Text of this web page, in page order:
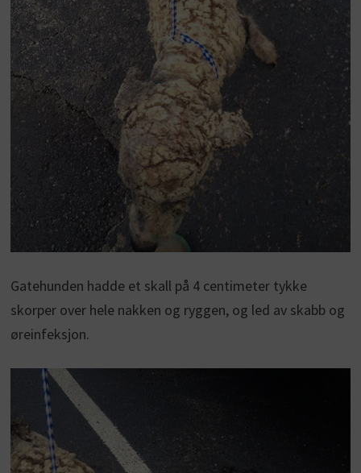
Gatehunden hadde et skall på 4 centimeter tykke
skorper over hele nakken og ryggen, og led av skabb og
øreinfeksjon.